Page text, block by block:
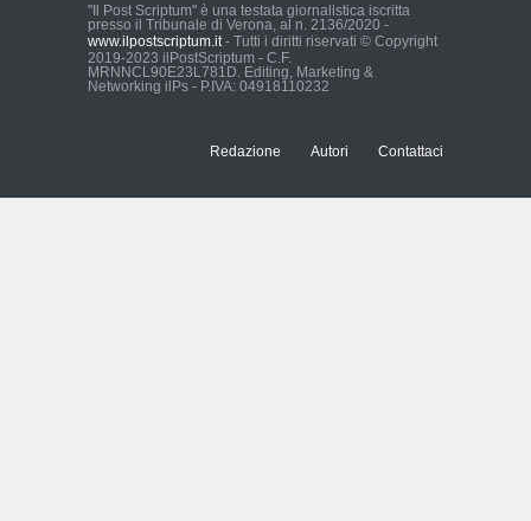
In Memoria di Albino Perolo:
L'Uomo che ha reso
possibile il Parco delle Mura
Cronaca Locale: Veneto e Verona
"Il Post Scriptum" è una testata giornalistica iscritta
presso il Tribunale di Verona, al n. 2136/2020 -
www.ilpostscriptum.it- Tutti i diritti riservati © Copyright
2019-2023 ilPostScriptum - C.F.
MRNNCL90E23L781D. Editing, Marketing &
Networking ilPs - P.IVA: 04918110232
Redazione Autori Contattaci